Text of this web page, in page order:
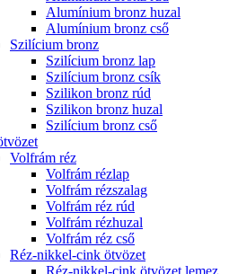
Alumínium bronz huzal
Alumínium bronz cső
Szilícium bronz
Szilícium bronz lap
Szilícium bronz csík
Szilikon bronz rúd
Szilikon bronz huzal
Szilícium bronz cső
Volfrám réz
Volfrám rézlap
Volfrám rézszalag
Volfrám réz rúd
Volfrám rézhuzal
Volfrám réz cső
Réz-nikkel-cink ötvözet
Réz-nikkel-cink ötvözet lemez